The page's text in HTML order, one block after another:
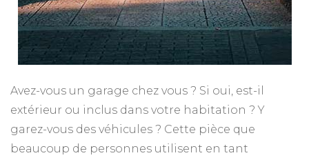
Avez-vous un garage chez vous ? Si oui, est-il
extérieur ou inclus dans votre habitation ? Y
garez-vous des véhicules ? Cette pièce que
beaucoup de personnes utilisent en tant